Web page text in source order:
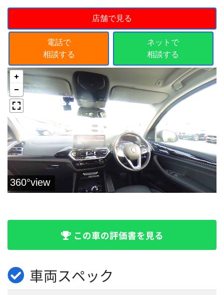
店舗で見る
電話で
相談する
ネットで
相談する
この車の評価書を見る
車両スペック